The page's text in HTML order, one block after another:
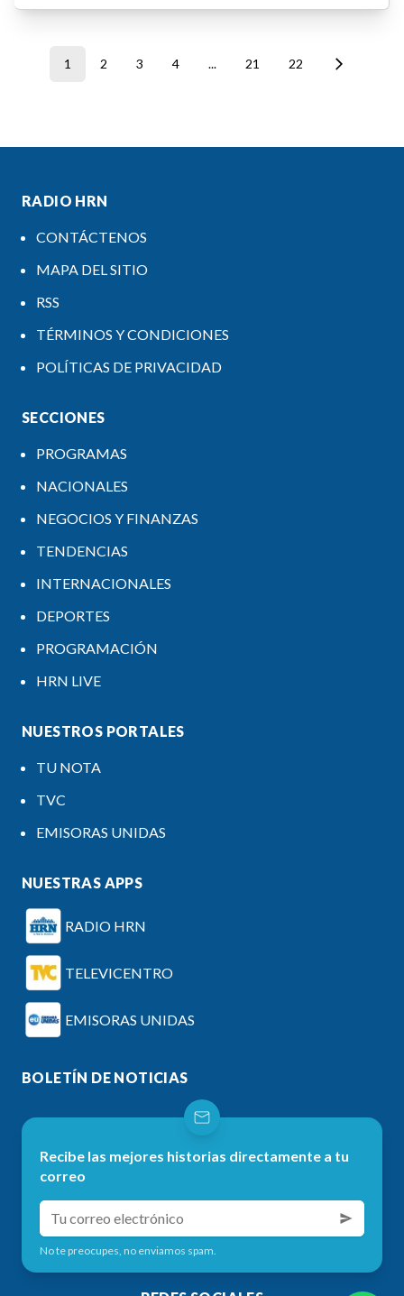
1 2 3 4 ... 21 22
RADIO HRN
CONTÁCTENOS
MAPA DEL SITIO
RSS
TÉRMINOS Y CONDICIONES
POLÍTICAS DE PRIVACIDAD
SECCIONES
PROGRAMAS
NACIONALES
NEGOCIOS Y FINANZAS
TENDENCIAS
INTERNACIONALES
DEPORTES
PROGRAMACIÓN
HRN LIVE
NUESTROS PORTALES
TU NOTA
TVC
EMISORAS UNIDAS
NUESTRAS APPS
RADIO HRN
TELEVICENTRO
EMISORAS UNIDAS
BOLETÍN DE NOTICIAS
Recibe las mejores historias directamente a tu
correo
No te preocupes, no enviamos spam.